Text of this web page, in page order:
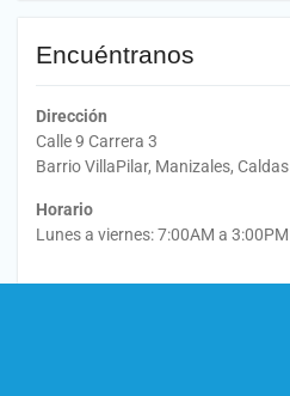
Encuéntranos
Dirección
Calle 9 Carrera 3
Barrio VillaPilar, Manizales, Caldas
Horario
Lunes a viernes: 7:00AM a 3:00PM